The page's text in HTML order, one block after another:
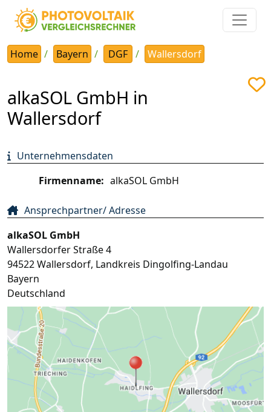
Home Bayern DGF Wallersdorf
alkaSOL GmbH in
Wallersdorf
Unternehmensdaten
Firmenname: alkaSOL GmbH
Ansprechpartner/ Adresse
alkaSOL GmbH
Wallersdorfer Straße 4
94522Wallersdorf, Landkreis Dingolfing-Landau
Bayern
Deutschland